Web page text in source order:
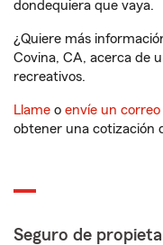
dondequiera que vaya.
¿Quiere más
Covina, CA, acerca de
recreativos.
Llame o envíe un
obtener una cotización
Seguro de